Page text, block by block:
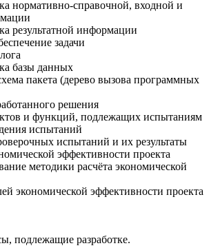
нормативно-справочной, входной и
результатной информации
задачи
базы данных
пакета (дерево вызова программных
решения
и функций, подлежащих испытаниям
испытаний
испытаний и их результаты
эффективности проекта
методики расчёта экономической
экономической эффективности проекта
подлежащие разработке.